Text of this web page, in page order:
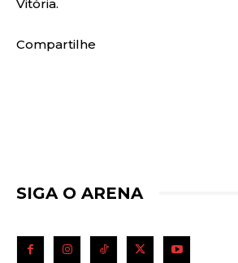
Vitória.
Compartilhe
SIGA O ARENA